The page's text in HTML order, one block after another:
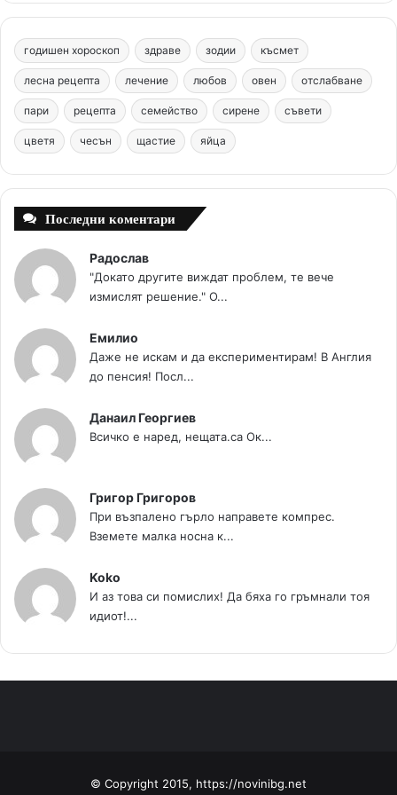
b
o
o
k
e
r
e
s
t
u
b
e
a
g
r
m
m
годишен хороскоп здраве зодии късмет
лесна рецепта лечение любов овен отслабване
пари рецепта семейство сирене съвети
цветя чесън щастие яйца
Последни коментари
Радослав
"Докато другите виждат проблем, те вече
измислят решение." О...
Емилио
Даже не искам и да експериментирам! В Англия
до пенсия! Посл...
Данаил Георгиев
Всичко е наред, нещата.са Ок...
Григор Григоров
При възпалено гърло направете компрес.
Вземете малка носна к...
Koko
И аз това си помислих! Да бяха го гръмнали тоя
идиот!...
© Copyright 2015, https://novinibg.net